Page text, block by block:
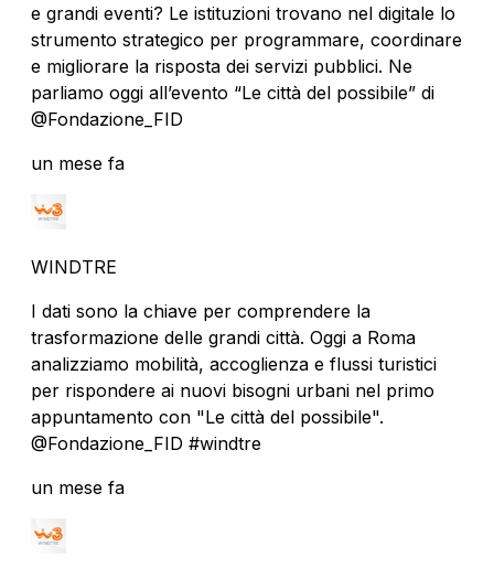
e grandi eventi? Le istituzioni trovano nel digitale lo
strumento strategico per programmare, coordinare
e migliorare la risposta dei servizi pubblici. Ne
parliamo oggi all’evento “Le città del possibile” di
@Fondazione_FID
un mese fa
WINDTRE
I dati sono la chiave per comprendere la
trasformazione delle grandi città. Oggi a Roma
analizziamo mobilità, accoglienza e flussi turistici
per rispondere ai nuovi bisogni urbani nel primo
appuntamento con "Le città del possibile".
@Fondazione_FID #windtre
un mese fa